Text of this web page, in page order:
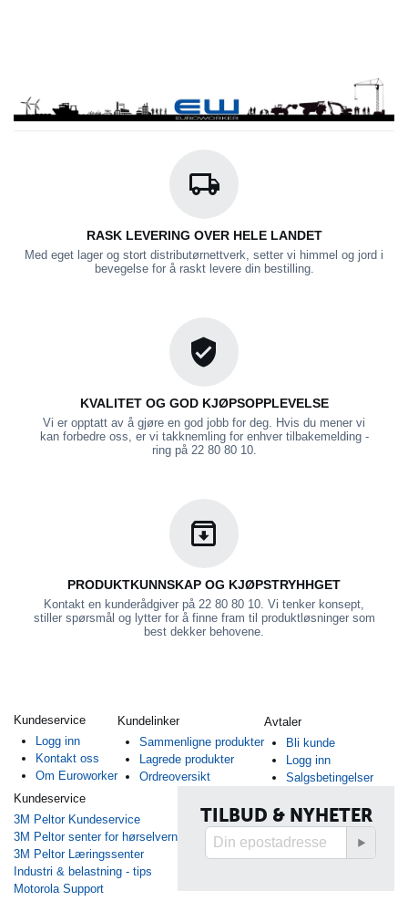
RASK LEVERING OVER HELE LANDET
Med eget lager og stort distributørnettverk, setter vi himmel og jord i
bevegelse for å raskt levere din bestilling.
KVALITET OG GOD KJØPSOPPLEVELSE
Vi er opptatt av å gjøre en god jobb for deg. Hvis du mener vi
kan forbedre oss, er vi takknemling for enhver tilbakemelding -
ring på 22 80 80 10.
PRODUKTKUNNSKAP OG KJØPSTRYHHGET
Kontakt en kunderådgiver på 22 80 80 10. Vi tenker konsept,
stiller spørsmål og lytter for å finne fram til produktløsninger som
best dekker behovene.
Kundeservice
Logg inn
Kontakt oss
Om Euroworker
Kundelinker
Sammenligne produkter
Lagrede produkter
Ordreoversikt
Avtaler
Bli kunde
Logg inn
Salgsbetingelser
Kundeservice
3M Peltor Kundeservice
3M Peltor senter for hørselvern
3M Peltor Læringssenter
Industri & belastning - tips
Motorola Support
TILBUD & NYHETER